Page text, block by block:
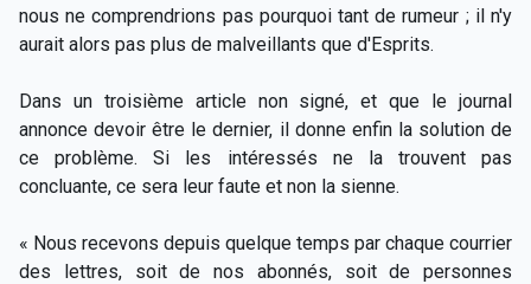
nous ne comprendrions pas pourquoi tant de rumeur ; il n'y
aurait alors pas plus de malveillants que d'Esprits.
Dans un troisième article non signé, et que le journal
annonce devoir être le dernier, il donne enfin la solution de
ce problème. Si les intéressés ne la trouvent pas
concluante, ce sera leur faute et non la sienne.
« Nous recevons depuis quelque temps par chaque courrier
des lettres, soit de nos abonnés, soit de personnes